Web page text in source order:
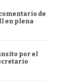
de
en plena
por el